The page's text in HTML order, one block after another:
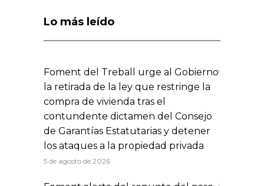
Lo más leído
Foment del Treball urge al Gobierno
la retirada de la ley que restringe la
compra de vivienda tras el
contundente dictamen del Consejo
de Garantías Estatutarias y detener
los ataques a la propiedad privada
5 de agosto de 2026